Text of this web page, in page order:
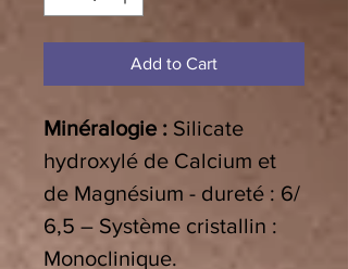
Add to Cart
Minéralogie : Silicate
hydroxylé de Calcium et
de Magnésium - dureté : 6/
6,5 – Système cristallin :
Monoclinique.